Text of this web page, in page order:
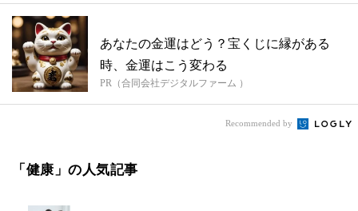
あなたの金運はどう？宝くじに縁がある
時、金運はこう変わる
PR（合同会社デジタルファーム ）
Recommended by
「健康」の人気記事